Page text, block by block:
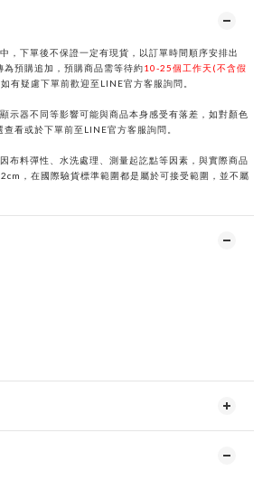
，下單後不保證一定有現貨，以訂單時間順序安排出
預購追加，預購商品需等待約10-25個工作天(不含假
如有疑慮下單前歡迎至LINE官方客服詢問。
示器不同等影響可能與商品本身感受有落差，如對顏色
查看或於下單前至LINE官方客服詢問。
布料彈性、水洗處理、測量起訖點等因素，與實際商品
，在國際驗貨標準範圍都是屬於可接受範圍，並不屬